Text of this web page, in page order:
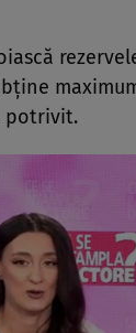
potrivit.